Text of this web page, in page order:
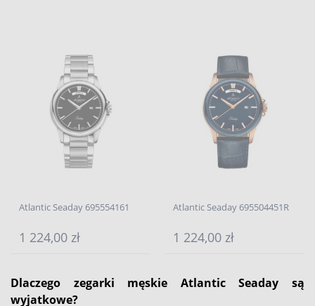
Atlantic Seaday 695554161
1 224,00 zł
Atlantic Seaday 695504451R
1 224,00 zł
Dlaczego zegarki męskie Atlantic Seaday są
wyjatkowe?